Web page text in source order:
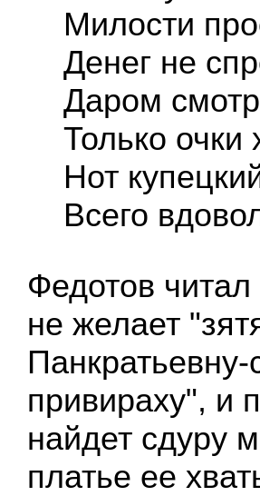
Милости
Денег не
Даром
Только очки
Нот
Всего
Федотов
не желает
привираху", и
найдет сдуру
платье ее